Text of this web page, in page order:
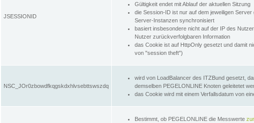
JSESSIONID
Gültigkeit endet mit Ablauf der aktuellen Sitzung
die Session-ID ist nur auf dem jeweiligen
Server-Instanzen synchronisiert
basiert insbesondere nicht auf der IP des
Nutzer zurückverfolgbaren Information
das Cookie ist auf HttpOnly gesetzt und damit
von "session theft")
NSC_JOr0zbowdfkqgskdxhlvsebttswszdq
wird von LoadBalancer des ITZBund gesetzt,
demselben PEGELONLINE Knoten geleitetet
das Cookie wird mit einem Verfallsdatum von
Bestimmt, ob PEGELONLINE die Messwerte